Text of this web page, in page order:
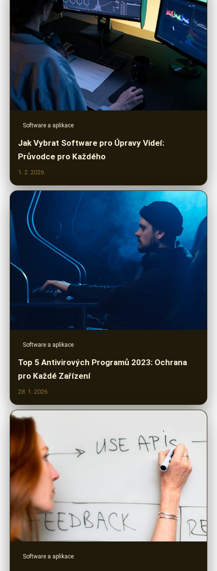
Software a aplikace
Jak Vybrat Software pro Úpravy Videí:
Průvodce pro Každého
1. 2. 2026
Software a aplikace
Top 5 Antivirových Programů 2023: Ochrana
pro Každé Zařízení
28. 1. 2026
Software a aplikace